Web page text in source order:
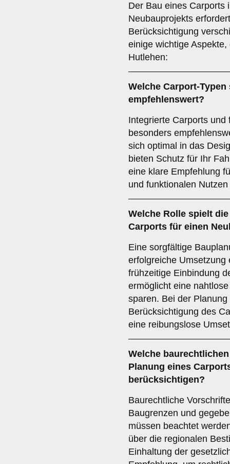
Der Bau eines Carports
Neubauprojekts
Berücksichtigung
einige wichtige
Hutlehen:
Welche Carport-
empfehlenswert?
Integrierte Carports
besonders
sich optimal in das
bieten Schutz für Ihr
eine klare Empfehlung
und funktionalen
Welche Rolle spielt
Carports für einen
Eine sorgfältige
erfolgreiche Umsetzung
frühzeitige Einbindung
ermöglicht eine
sparen. Bei der
Berücksichtigung des
eine reibungslose
Welche
Planung eines
berücksichtigen?
Baurechtliche
Baugrenzen und
müssen beachtet
über die regionalen
Einhaltung der